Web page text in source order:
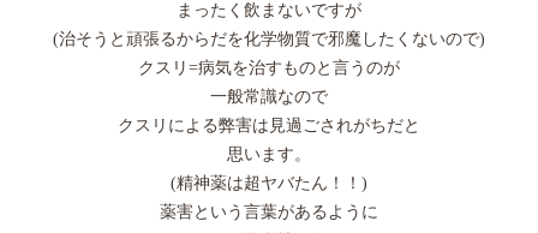
まったく飲まないですが
(治そうと頑張るからだを化学物質で邪魔したくないので)
クスリ=病気を治すものと言うのが
一般常識なので
クスリによる弊害は見過ごされがちだと
思います。
(精神薬は超ヤバたん！！)
薬害という言葉があるように